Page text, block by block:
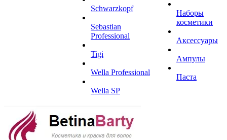
Schwarzkopf
Sebastian
Professional
Tigi
Wella Professional
Wella SP
Наборы
косметики
Аксессуары
Ампулы
Паста